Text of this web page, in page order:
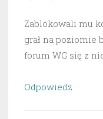
Zablokowali mu
grał na poziomie
forum WG się z
Odpowiedz